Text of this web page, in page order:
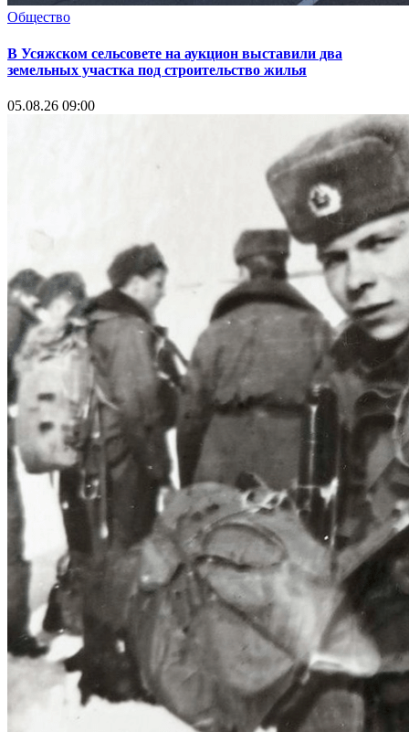
Общество
В Усяжском сельсовете на аукцион выставили два
земельных участка под строительство жилья
05.08.26 09:00